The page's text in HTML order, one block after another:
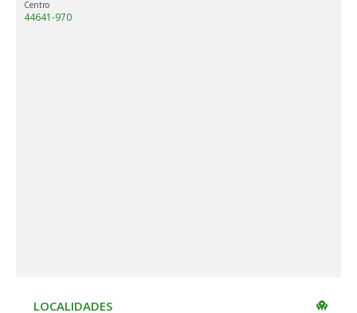
Centro
44641-970
LOCALIDADES